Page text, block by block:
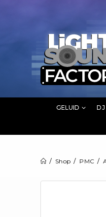
GELUID DJ
Shop PMC